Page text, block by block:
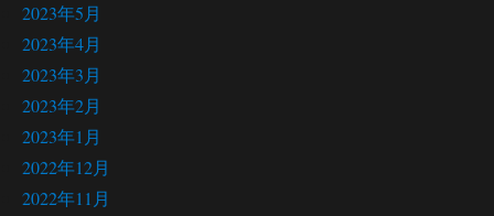
2023年5月
2023年4月
2023年3月
2023年2月
2023年1月
2022年12月
2022年11月